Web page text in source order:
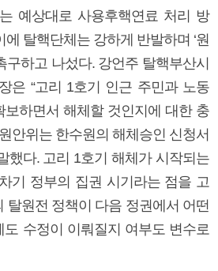
예상대로 사용후핵연료 처리 방
탈핵단체는 강하게 반발하며 ‘원
구하고 나섰다. 강언주 탈핵부산시
은 “고리 1호기 인근 주민과 노동
보하면서 해체할 것인지에 대한 충
안위는 한수원의 해체승인 신청서
했다. 고리 1호기 해체가 시작되는
기 정부의 집권 시기라는 점을 고
탈원전 정책이 다음 정권에서 어떤
도 수정이 이뤄질지 여부도 변수로